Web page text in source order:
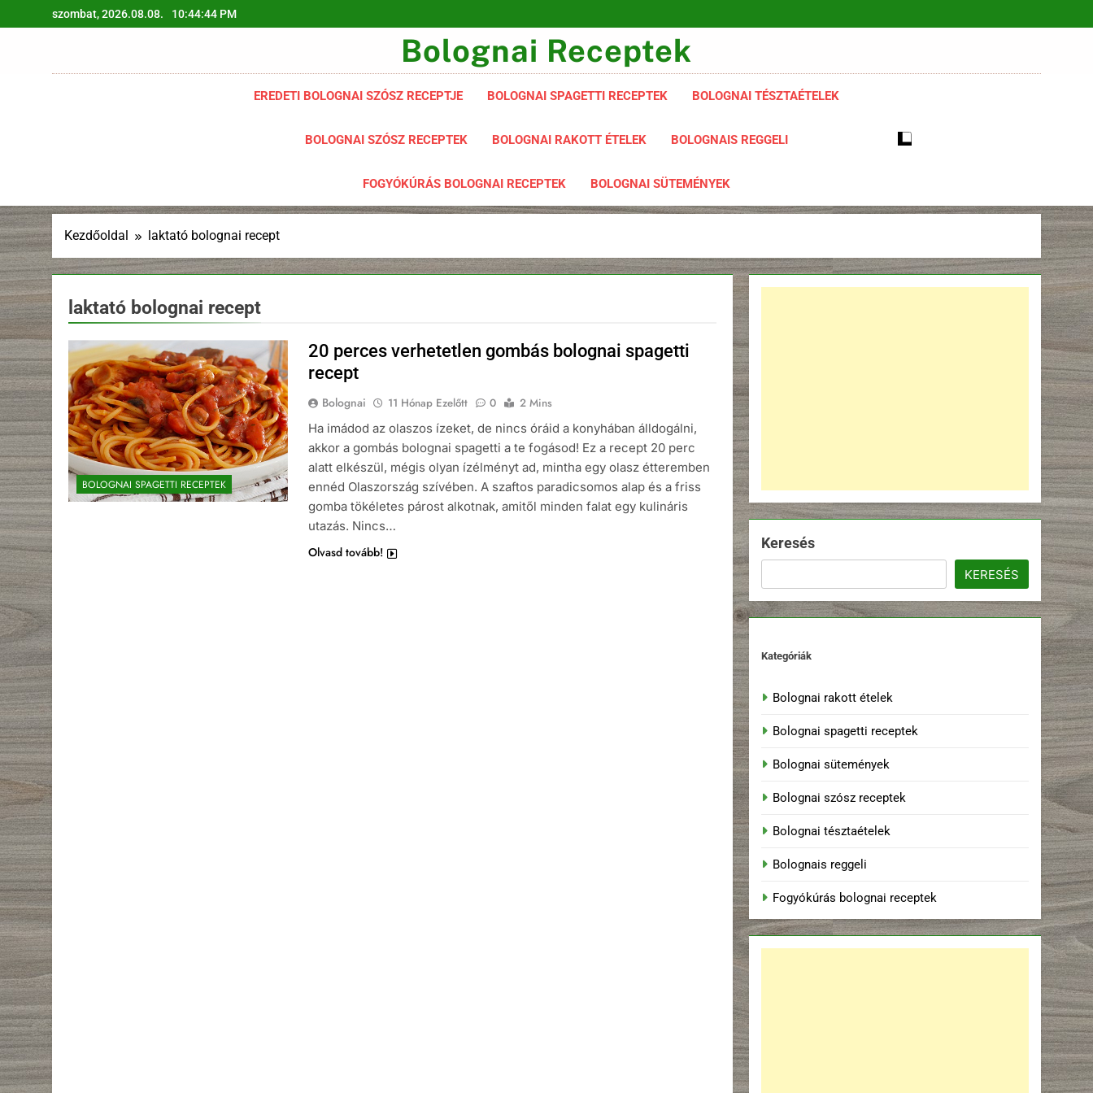
a
szombat, 2026.08.08. 10:44:45 PM
Bolognai Receptek
EREDETI BOLOGNAI SZÓSZ RECEPTJE BOLOGNAI SPAGETTI RECEPTEK BOLOGNAI TÉSZTAÉTELEK
BOLOGNAI SZÓSZ RECEPTEK BOLOGNAI RAKOTT ÉTELEK BOLOGNAIS REGGELI
FOGYÓKÚRÁS BOLOGNAI RECEPTEK BOLOGNAI SÜTEMÉNYEK
Kezdőoldal laktató bolognai recept
laktató bolognai recept
BOLOGNAI SPAGETTI RECEPTEK
20 perces verhetetlen gombás bolognai spagetti
recept
Bolognai 11 Hónap Ezelőtt 0
2 Mins
Ha imádod az olaszos ízeket, de nincs óráid a konyhában álldogálni,
akkor a gombás bolognai spagetti a te fogásod! Ez a recept 20 perc
alatt elkészül, mégis olyan ízélményt ad, mintha egy olasz étteremben
ennéd Olaszország szívében. A szaftos paradicsomos alap és a friss
gomba tökéletes párost alkotnak, amitől minden falat egy kulináris
utazás. Nincs…
Olvasd tovább!
Keresés
KERESÉS
Kategóriák
Bolognai rakott ételek
Bolognai spagetti receptek
Bolognai sütemények
Bolognai szósz receptek
Bolognai tésztaételek
Bolognais reggeli
Fogyókúrás bolognai receptek